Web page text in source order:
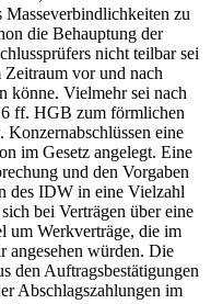
Masseverbindlichkeiten zu
die Behauptung der
nicht teilbar sei
vor und nach
könne. Vielmehr sei nach
ff. HGB zum förmlichen
Konzernabschlüssen eine
im Gesetz angelegt. Eine
und den Vorgaben
des IDW in eine Vielzahl
bei Verträgen über eine
um Werkverträge, die im
angesehen würden. Die
den Auftragsbestätigungen
Abschlagszahlungen im